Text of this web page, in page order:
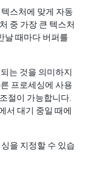
스처에 맞게 자동
중 가장 큰 텍스처
날 때마다 버퍼를
는 것을 의미하지
프로세싱에 사용
절이 가능합니다.
서 대기 중일 때에
을 지정할 수 있습